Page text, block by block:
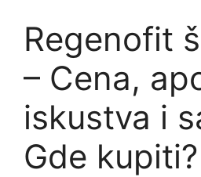
Regenofit
– Cena,
iskustva i
Gde kupiti?